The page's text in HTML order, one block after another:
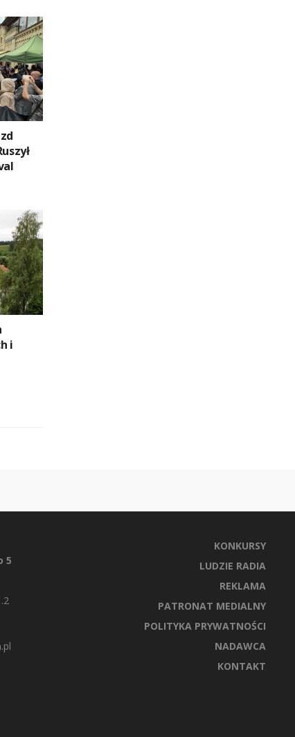
i
5
KONKURSY
LUDZIE RADIA
REKLAMA
PATRONAT MEDIALNY
POLITYKA PRYWATNOŚCI
NADAWCA
KONTAKT